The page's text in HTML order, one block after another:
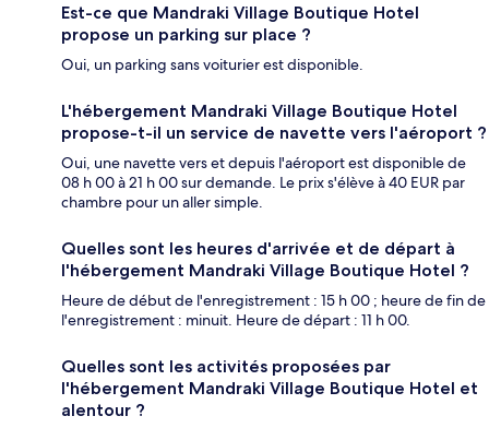
Est-ce que Mandraki Village Boutique Hotel
propose un parking sur place ?
Oui, un parking sans voiturier est disponible.
L'hébergement Mandraki Village Boutique Hotel
propose-t-il un service de navette vers l'aéroport ?
Oui, une navette vers et depuis l'aéroport est disponible de
08 h 00 à 21 h 00 sur demande. Le prix s'élève à 40 EUR par
chambre pour un aller simple.
Quelles sont les heures d'arrivée et de départ à
l'hébergement Mandraki Village Boutique Hotel ?
Heure de début de l'enregistrement : 15 h 00 ; heure de fin de
l'enregistrement : minuit. Heure de départ : 11 h 00.
Quelles sont les activités proposées par
l'hébergement Mandraki Village Boutique Hotel et
alentour ?